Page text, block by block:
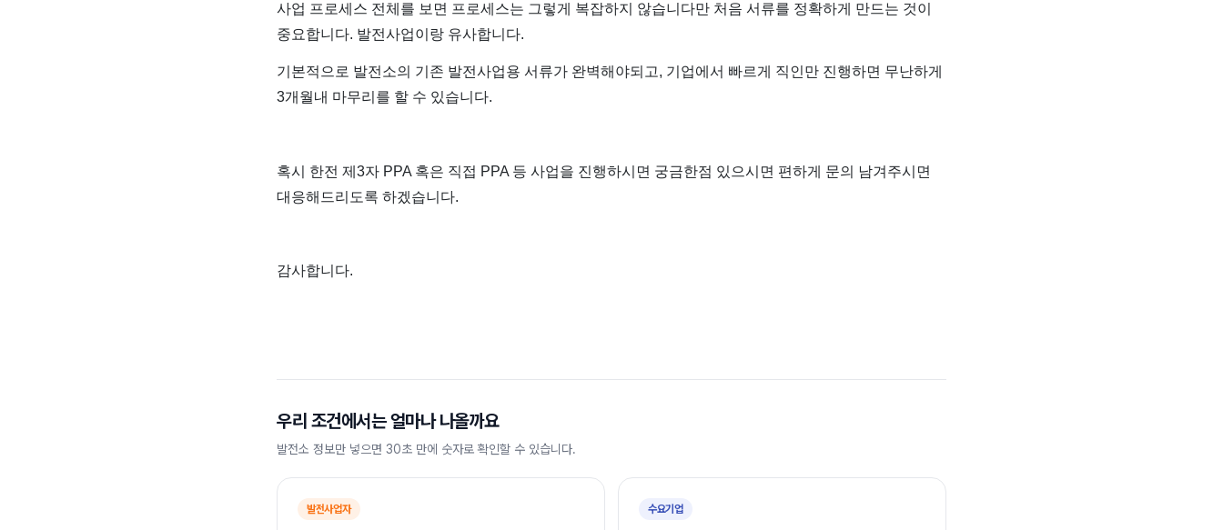
사업 프로세스 전체를 보면 프로세스는 그렇게 복잡하지 않습니다만 처음 서류를 정확하게 만드는 것이
중요합니다. 발전사업이랑 유사합니다.
기본적으로 발전소의 기존 발전사업용 서류가 완벽해야되고, 기업에서 빠르게 직인만 진행하면 무난하게
3개월내 마무리를 할 수 있습니다.
혹시 한전 제3자 PPA 혹은 직접 PPA 등 사업을 진행하시면 궁금한점 있으시면 편하게 문의 남겨주시면
대응해드리도록 하겠습니다.
감사합니다.
우리 조건에서는 얼마나 나올까요
발전소 정보만 넣으면 30초 만에 숫자로 확인할 수 있습니다.
발전사업자 수요기업